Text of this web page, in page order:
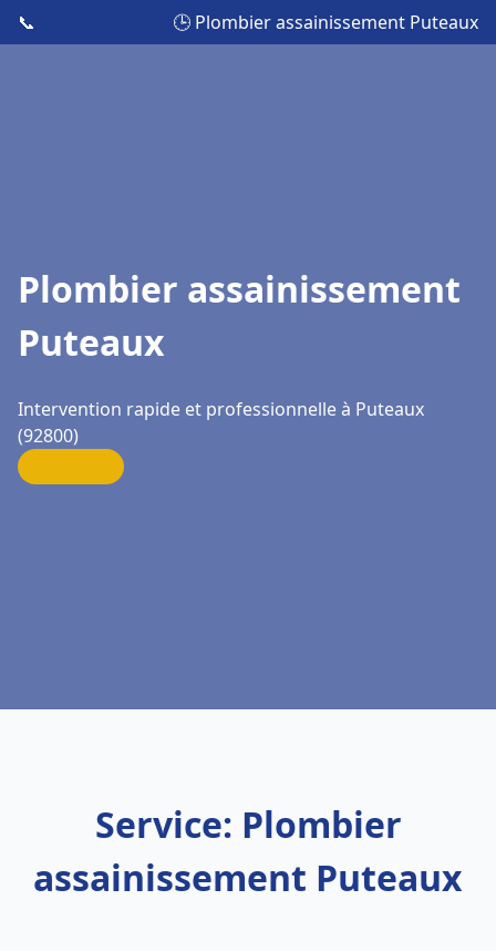
📞 🕒 Plombier assainissement Puteaux
Plombier assainissement
Puteaux
Intervention rapide et professionnelle à Puteaux
(92800)
Service: Plombier
assainissement Puteaux